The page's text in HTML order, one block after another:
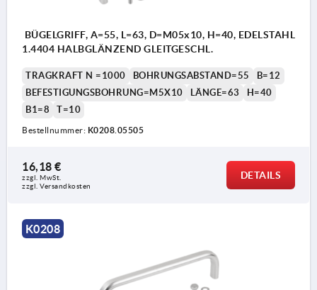
BÜGELGRIFF, A=55, L=63, D=M05x10, H=40, EDELSTAHL
1.4404 HALBGLÄNZEND GLEITGESCHL.
TRAGKRAFT N =1000 BOHRUNGSABSTAND=55
B=12
BEFESTIGUNGSBOHRUNG=M5X10
LÄNGE=63
H=40
B1=8
T=10
Bestellnummer: K0208.05505
16,18 €
zzgl. MwSt.
zzgl. Versandkosten
DETAILS
K0208